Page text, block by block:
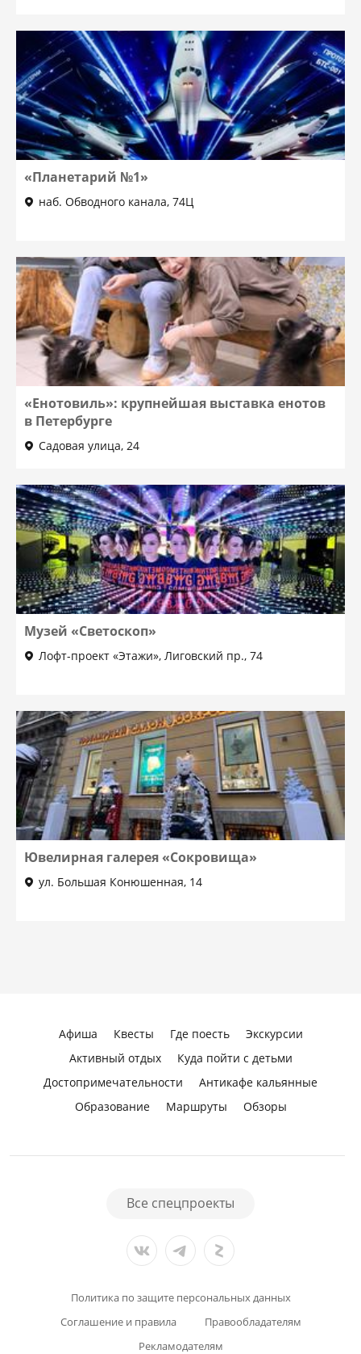
«Планетарий №1»
наб. Обводного канала, 74Ц
«Енотовиль»: крупнейшая выставка енотов
в Петербурге
Садовая улица, 24
Музей «Светоскоп»
Лофт-проект «Этажи», Лиговский пр., 74
Ювелирная галерея «Сокровища»
ул. Большая Конюшенная, 14
Афиша Квесты Где поесть
Экскурсии
Активный отдых
Куда пойти с детьми
Достопримечательности
Антикафе кальянные
Образование
Маршруты Обзоры
Все спецпроекты
Политика по защите персональных данных
Соглашение и правила
Правообладателям
Рекламодателям